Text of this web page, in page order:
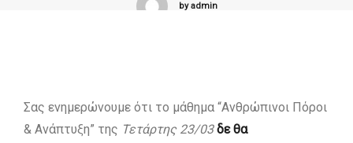
by admin
Σας ενημερώνουμε ότι το μάθημα “Ανθρώπινοι Πόροι
& Ανάπτυξη” της Τετάρτης 23/03δε θα